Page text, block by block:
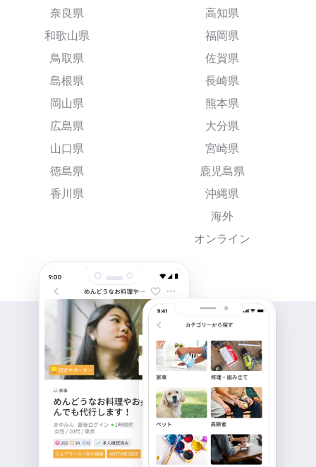
奈良県
和歌山県
鳥取県
島根県
岡山県
広島県
山口県
徳島県
香川県
高知県
福岡県
佐賀県
長崎県
熊本県
大分県
宮崎県
鹿児島県
沖縄県
海外
オンライン